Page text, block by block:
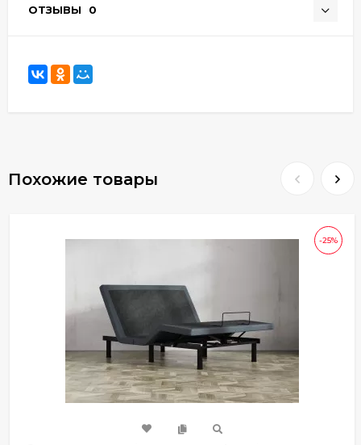
ОТЗЫВЫ 0
Похожие товары
-25%